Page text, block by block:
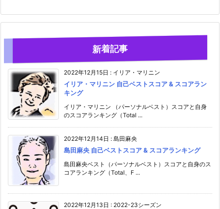
新着記事
2022年12月15日 : イリア・マリニン
イリア・マリニン 自己ベストスコア & スコアラン
キング
イリア・マリニン （パーソナルベスト）スコアと自身
のスコアランキング（Total ...
2022年12月14日 : 島田麻央
島田麻央 自己ベストスコア & スコアランキング
島田麻央ベスト（パーソナルベスト）スコアと自身のス
コアランキング（Total、F ...
2022年12月13日 : 2022-23シーズン